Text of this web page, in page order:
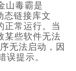
山毒霸是
态链接库文
正常运行。当
某些软件无法
无法启动，因
误提示。